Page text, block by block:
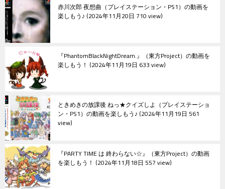
赤川次郎 夜想曲（プレイステーション・PS1）の動画を
楽しもう♪ 2024年11月20日 710 view
『PhantomBlackNightDream.』（東方Project）の動画を
楽しもう！ 2024年11月19日 633 view
ときめきの放課後 ねっ★クイズしよ（プレイステーショ
ン・PS1）の動画を楽しもう♪ 2024年11月19日 561
view
『PARTY TIME は 終わらない☆』（東方Project）の動画
を楽しもう！ 2024年11月18日 557 view